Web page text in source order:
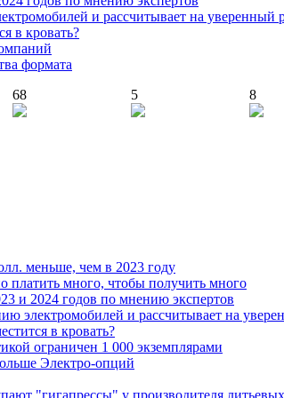
и рассчитывает на уверенный
в кровать?
формата
68 5 8
меньше, чем в 2023 году
много, чтобы получить много
и 2024 годов по мнению экспертов
электромобилей и рассчитывает на
в кровать?
ограничен 1 000 экземплярами
Электро-опций